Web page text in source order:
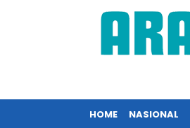
HOME NASIONAL